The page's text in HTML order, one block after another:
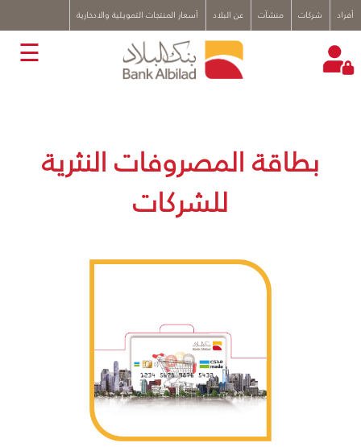
أفراد شركات منشآت عن البلاد أسعار المنتجات التمويلية والادخارية x☰
بطاقة المصروفات النثرية
للشركات